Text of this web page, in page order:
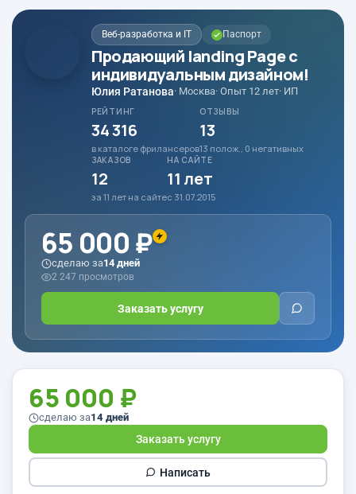
Веб-разработка и IT Паспорт
Продающий landing Page с
индивидуальным дизайном!
Юлия Ратанова· Москва· Опыт 12 лет· ИП
РЕЙТИНГ
34 316
в каталоге фрилансеров
ОТЗЫВЫ
13
13 полож., 0 негативных
ЗАКАЗОВ
12
за 11 лет на сайте
НА САЙТЕ
11 лет
с 31.07.2015
65 000 ₽
сделаю за14 дней
2 247 просмотров
Заказать услугу
65 000 ₽
сделаю за14 дней
Заказать услугу
Написать